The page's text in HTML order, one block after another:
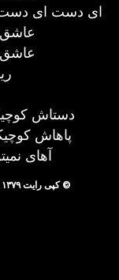
ای دست ای دست
دستاش
پاهاش
آهای
© کپی رایت ۱۳۷۹ - ۱۴۰۱ - لاچینی میدیا - کلیه حقوق محفوظ است